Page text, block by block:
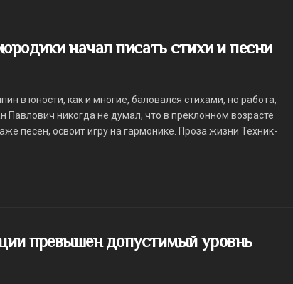
начал писать стихи и песни
в юности, как и многие, баловался стихами, но работа,
Павлович никогда не думал, что в преклонном возрасте
песен, освоит игру на гармонике. Проза жизни Техник-
превышен допустимый уровнь